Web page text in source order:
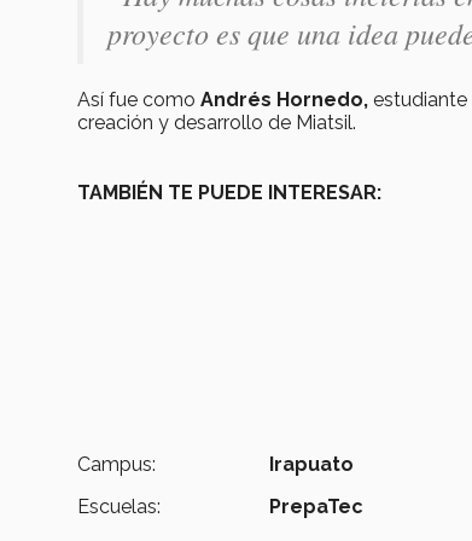
proyecto es que una idea
Así fue como Andrés Hornedo, estudiante
creación y desarrollo de Miatsil.
TAMBIÉN TE PUEDE INTERESAR:
Campus:
Irapuato
Escuelas:
PrepaTec